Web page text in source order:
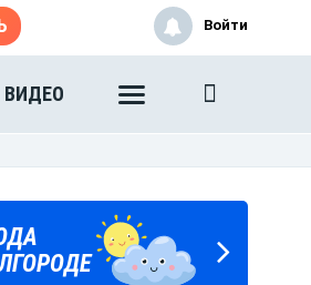
ВИДЕО
Войти
канал
Белгород»ДЕНЬ